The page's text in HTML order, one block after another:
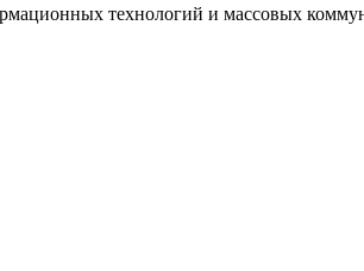
технологий и массовых